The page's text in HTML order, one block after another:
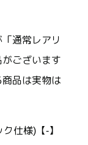
通常レアリ
ございます
品は実物は
仕様)【-】